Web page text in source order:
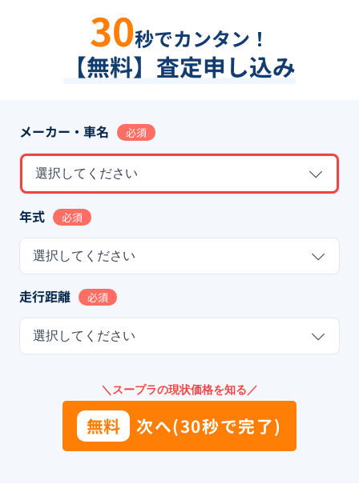
30秒でカンタン！
【無料】査定申し込み
メーカー・車名 必須
選択してください
年式 必須
選択してください
走行距離 必須
選択してください
＼スープラの現状価格を知る／
無料 次へ(30秒で完了)